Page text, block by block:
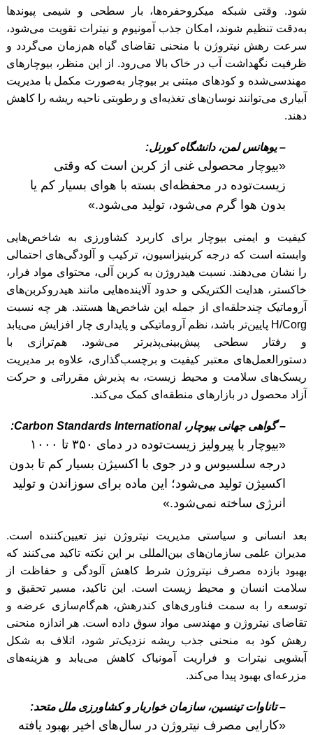
شود. وقتی شبکه میکروحفره‌ها، بار سطحی و شیمی پیوندها
به‌دقت تنظیم شوند، امکان جذب آمونیوم و نیترات تقویت می‌شود،
سرعت رهش نیتروژن با منحنی تقاضای گیاه هم‌زمان می‌گردد و
ظرفیت نگهداشت آب در خاک بالا می‌رود. از این منظر، بیوچارهای
مهندسی‌شده و کودهای مبتنی بر بیوچار به‌صورت مکمل با مدیریت
آبیاری می‌توانند نوسان‌های تغذیه‌ای و رطوبتی ناحیه ریشه را کاهش
دهند.
– یوهانس لمن، دانشگاه کورنل:
«بیوچار محصولی غنی از کربن است که وقتی
زیست‌توده در محفظه‌ای بسته با هوای بسیار کم یا
بدون هوا گرم می‌شود، تولید می‌شود.»
کیفیت و ایمنی بیوچار برای کاربرد کشاورزی به شاخص‌هایی
وابسته است که درجه کربنیزاسیون، ترکیب و آلودگی‌های احتمالی
را نشان می‌دهند. نسبت هیدروژن به کربن آلی، محتوای مواد فرار،
خاکستر، هدایت الکتریکی و حدود آلاینده‌هایی مانند هیدروکربن‌های
آروماتیک چندحلقه‌ای از جمله این شاخص‌ها هستند. هر چه نسبت
H/Corg پایین‌تر باشد، نظم آروماتیکی و پایداری چار افزایش می‌یابد
و رفتار سطحی پیش‌بینی‌پذیرتر می‌شود. هم‌ترازی با
دستورالعمل‌های معتبر کیفیت و برچسب‌گذاری، علاوه بر مدیریت
ریسک‌های سلامت و محیط زیست، به پذیرش مقرراتی و حرکت
آزاد محصول در بازارهای منطقه‌ای کمک می‌کند.
– گواهی جهانی بیوچار، Carbon Standards International:
«بیوچار با پیرولیز زیست‌توده در دمای ۳۵۰ تا ۱۰۰۰
درجه سلسیوس و در جوی با اکسیژن بسیار کم تا بدون
اکسیژن تولید می‌شود؛ این ماده برای سوزاندن و تولید
انرژی ساخته نمی‌شود.»
بعد انسانی و سیاستی مدیریت نیتروژن نیز تعیین‌کننده است.
مدیران علمی سازمان‌های بین‌المللی بر این نکته تاکید می‌کنند که
بهبود بازده مصرف نیتروژن شرط کاهش آلودگی و حفاظت از
سلامت انسان و محیط زیست است. این تاکید، مسیر تحقیق و
توسعه را به سمت فناوری‌های کندرهش، هم‌گام‌سازی عرضه و
تقاضای نیتروژن و مهندسی مواد سوق داده است. هر اندازه منحنی
رهش کود به منحنی جذب ریشه نزدیک‌تر شود، اتلاف به شکل
آبشویی نیترات و فراریت آمونیاک کاهش می‌یابد و هزینه‌های
مزرعه‌ای بهبود پیدا می‌کند.
– تاناوات تینسین، سازمان خواربار و کشاورزی ملل متحد:
«کارایی مصرف نیتروژن در سال‌های اخیر بهبود یافته